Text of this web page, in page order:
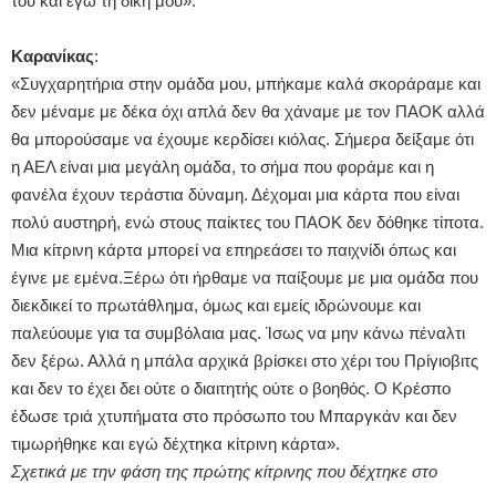
Καρανίκας:
«Συγχαρητήρια στην ομάδα μου, μπήκαμε καλά σκοράραμε και
δεν μέναμε με δέκα όχι απλά δεν θα χάναμε με τον ΠΑΟΚ αλλά
θα μπορούσαμε να έχουμε κερδίσει κιόλας. Σήμερα δείξαμε ότι
η ΑΕΛ είναι μια μεγάλη ομάδα, το σήμα που φοράμε και η
φανέλα έχουν τεράστια δύναμη. Δέχομαι μια κάρτα που είναι
πολύ αυστηρή, ενώ στους παίκτες του ΠΑΟΚ δεν δόθηκε τίποτα.
Μια κίτρινη κάρτα μπορεί να επηρεάσει το παιχνίδι όπως και
έγινε με εμένα.Ξέρω ότι ήρθαμε να παίξουμε με μια ομάδα που
διεκδικεί το πρωτάθλημα, όμως και εμείς ιδρώνουμε και
παλεύουμε για τα συμβόλαια μας. Ίσως να μην κάνω πέναλτι
δεν ξέρω. Αλλά η μπάλα αρχικά βρίσκει στο χέρι του Πρίγιοβιτς
και δεν το έχει δει ούτε ο διαιτητής ούτε ο βοηθός. Ο Κρέσπο
έδωσε τριά χτυπήματα στο πρόσωπο του Μπαργκάν και δεν
τιμωρήθηκε και εγώ δέχτηκα κίτρινη κάρτα».
Σχετικά με την φάση της πρώτης κίτρινης που δέχτηκε στο